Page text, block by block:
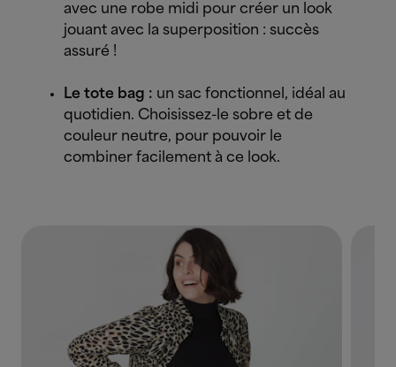
avec une robe midi pour créer un look
jouant avec la superposition : succès
assuré !
Le tote bag : un sac fonctionnel, idéal au
quotidien. Choisissez-le sobre et de
couleur neutre, pour pouvoir le
combiner facilement à ce look.